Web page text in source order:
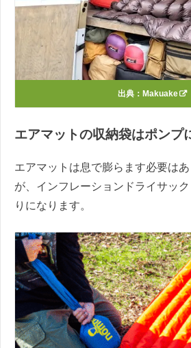
出典： Makuake
エアマットの収納袋はポンプ
エアマットは息で膨らます必要は
が、インフレーションドライサッ
りになります。